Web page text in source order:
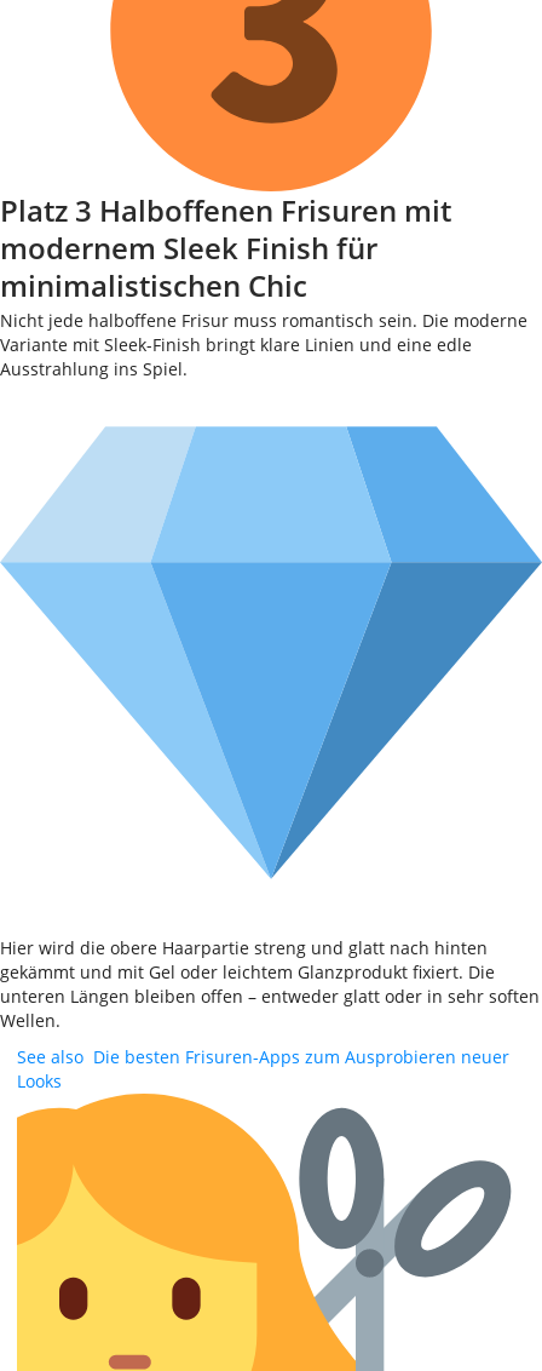
Platz 3 Halboffenen Frisuren mit
modernem Sleek Finish für
minimalistischen Chic
Nicht jede halboffene Frisur muss romantisch sein. Die moderne
Variante mit Sleek-Finish bringt klare Linien und eine edle
Ausstrahlung ins Spiel.
Hier wird die obere Haarpartie streng und glatt nach hinten
gekämmt und mit Gel oder leichtem Glanzprodukt fixiert. Die
unteren Längen bleiben offen – entweder glatt oder in sehr soften
Wellen.
See also Die besten Frisuren-Apps zum Ausprobieren neuer
Looks